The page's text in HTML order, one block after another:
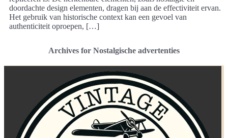
doordachte design elementen, dragen bij aan de effectiviteit ervan.
Het gebruik van historische context kan een gevoel van
authenticiteit oproepen, […]
Archives for Nostalgische advertenties